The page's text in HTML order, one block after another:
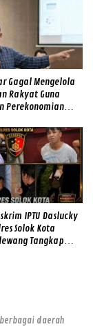
Gagal Mengelola
Rakyat Guna
Perekonomian
IPTU Daslucky
Solok Kota
Tangkap
daerah